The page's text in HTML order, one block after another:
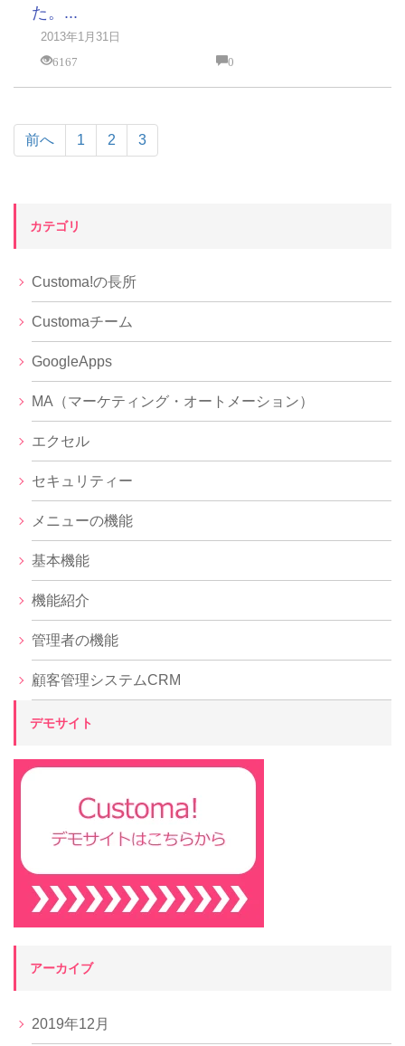
た。...
2013年1月31日
6167
0
前へ 1 2 3
カテゴリ
Customa!の長所
Customaチーム
GoogleApps
MA（マーケティング・オートメーション）
エクセル
セキュリティー
メニューの機能
基本機能
機能紹介
管理者の機能
顧客管理システムCRM
デモサイト
アーカイブ
2019年12月